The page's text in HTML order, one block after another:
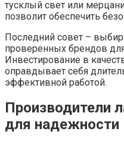
тусклый свет или
позволит обеспечить
Последний совет –
проверенных брендов
Инвестирование в
оправдывает себя
эффективной работой.
Производители
для надежности